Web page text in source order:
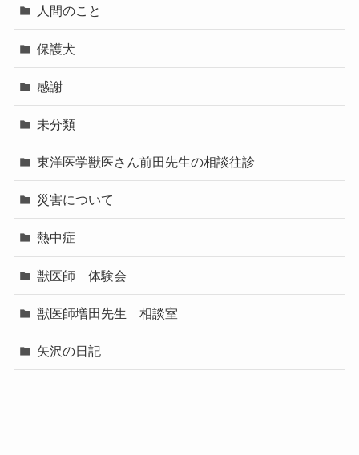
人間のこと
保護犬
感謝
未分類
東洋医学獣医さん前田先生の相談往診
災害について
熱中症
獣医師 体験会
獣医師増田先生 相談室
矢沢の日記